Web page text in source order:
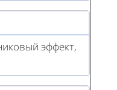
эффект,